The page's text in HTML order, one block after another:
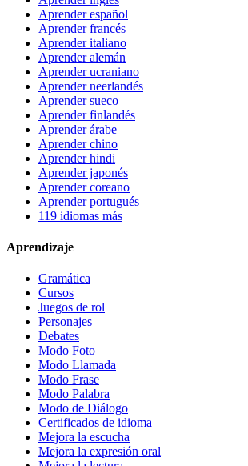
Aprender español
Aprender francés
Aprender italiano
Aprender alemán
Aprender ucraniano
Aprender neerlandés
Aprender sueco
Aprender finlandés
Aprender árabe
Aprender chino
Aprender hindi
Aprender japonés
Aprender coreano
Aprender portugués
119 idiomas más
Aprendizaje
Gramática
Cursos
Juegos de rol
Personajes
Debates
Modo Foto
Modo Llamada
Modo Frase
Modo Palabra
Modo de Diálogo
Certificados de idioma
Mejora la escucha
Mejora la expresión oral